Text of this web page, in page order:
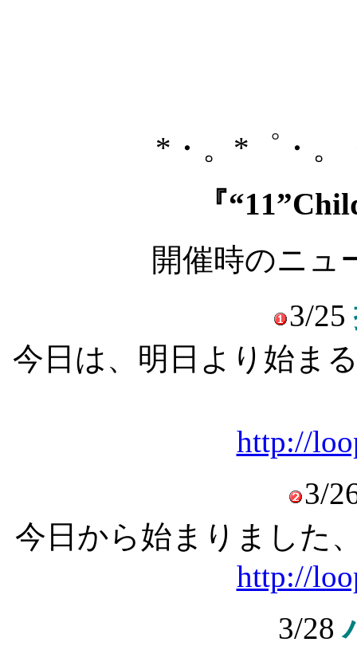
*・。*゜・。
『
開催時のニュ
3/25
今日は、明日より始ま
http://
3/
今日から始まりました
http://
3/28